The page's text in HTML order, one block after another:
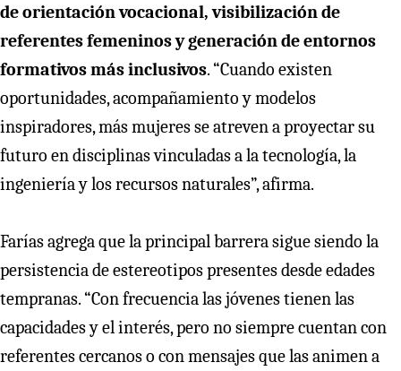
de orientación vocacional, visibilización de
referentes femeninos y generación de entornos
formativos más inclusivos. “Cuando existen
oportunidades, acompañamiento y modelos
inspiradores, más mujeres se atreven a proyectar su
futuro en disciplinas vinculadas a la tecnología, la
ingeniería y los recursos naturales”, afirma.
Farías agrega que la principal barrera sigue siendo la
persistencia de estereotipos presentes desde edades
tempranas. “Con frecuencia las jóvenes tienen las
capacidades y el interés, pero no siempre cuentan con
referentes cercanos o con mensajes que las animen a